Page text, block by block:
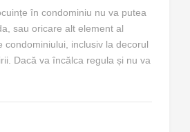
în condominiu nu va putea
sau oricare alt element al
condominiului, inclusiv la decorul
Dacă va încălca regula și nu va